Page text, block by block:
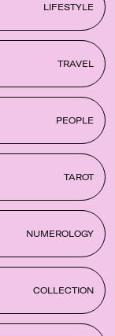
LIFESTYLE
TRAVEL
PEOPLE
TAROT
NUMEROLOGY
COLLECTION